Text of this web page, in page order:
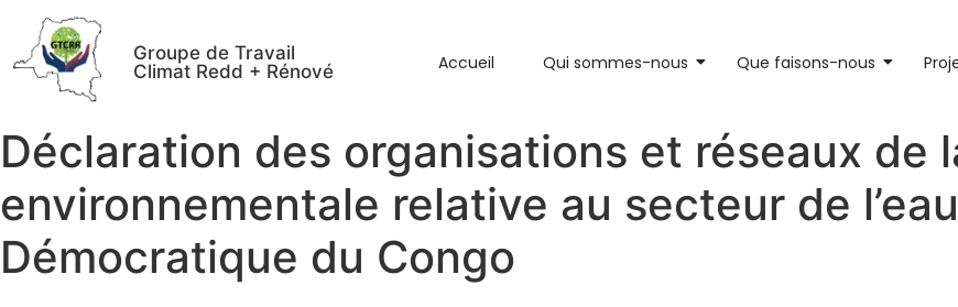
Groupe de Travail
Climat Redd + Rénové
Accueil Qui sommes-nous Que faisons-nous
Déclaration des organisations et réseaux de
environnementale relative au secteur de
Démocratique du Congo